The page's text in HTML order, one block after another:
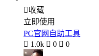
收藏
立即使用
PC官网自助工具
 1.0k  0  0